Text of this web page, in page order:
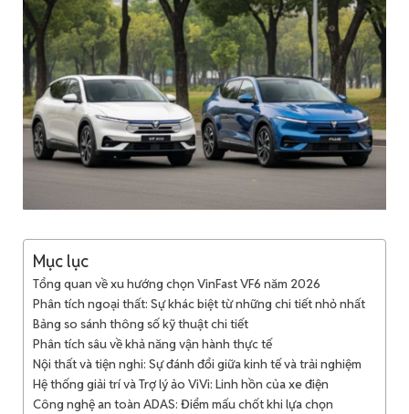
Mục lục
Tổng quan về xu hướng chọn VinFast VF6 năm 2026
Phân tích ngoại thất: Sự khác biệt từ những chi tiết nhỏ nhất
Bảng so sánh thông số kỹ thuật chi tiết
Phân tích sâu về khả năng vận hành thực tế
Nội thất và tiện nghi: Sự đánh đổi giữa kinh tế và trải nghiệm
Hệ thống giải trí và Trợ lý ảo ViVi: Linh hồn của xe điện
Công nghệ an toàn ADAS: Điểm mấu chốt khi lựa chọn